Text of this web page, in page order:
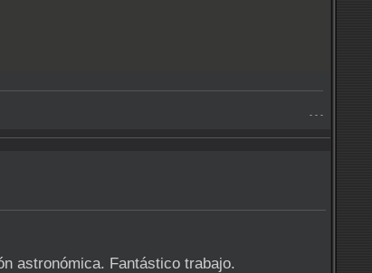
- - -
astronómica. Fantástico trabajo.